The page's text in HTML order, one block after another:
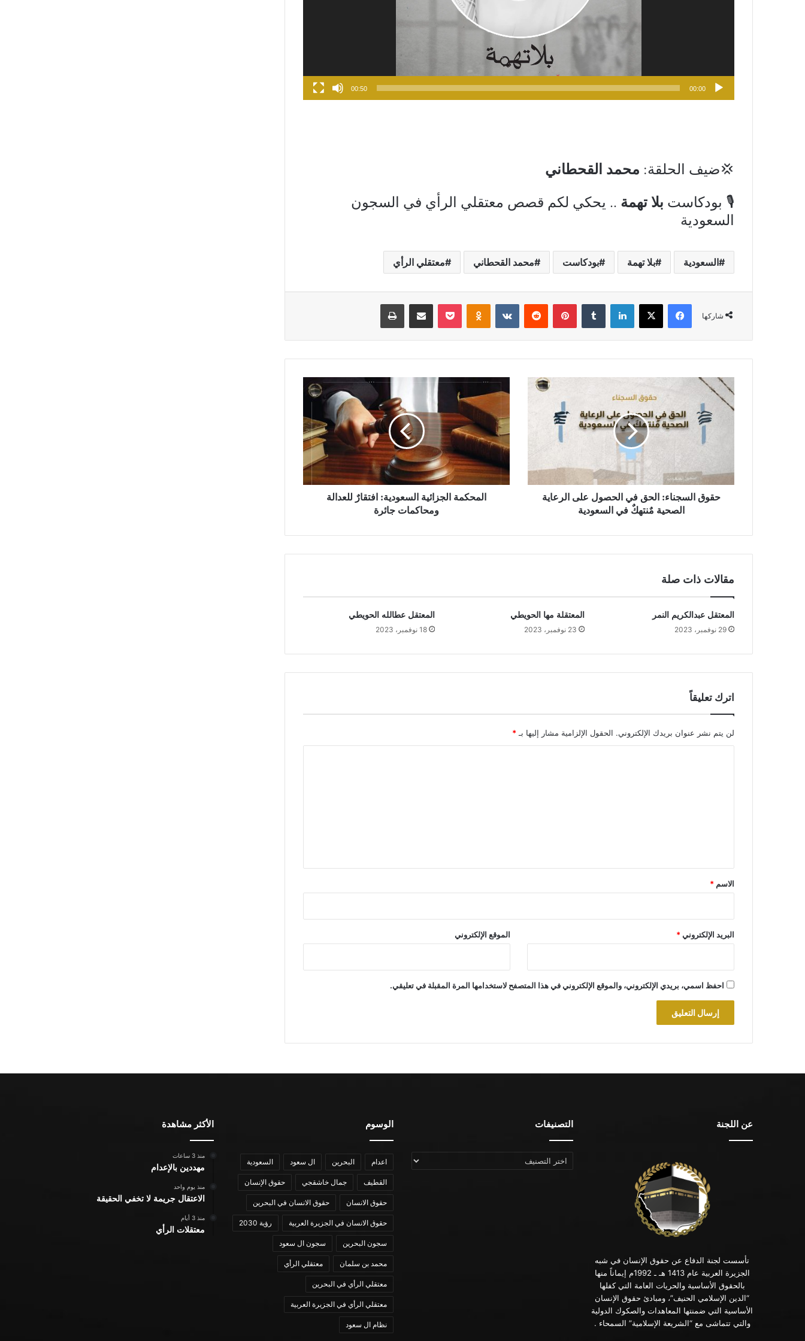
00:00
00:50
💢ضيف الحلقة: محمد القحطاني
🎙 بودكاست بلا تهمة .. يحكي لكم قصص معتقلي الرأي في السجون
السعودية
السعودية بلا تهمة بودكاست محمد القحطاني معتقلي الرأي
شاركها
فيسبوك X لينكدإن بينتيريست Odnoklassniki
بوكيت مشاركة عبر البريد طباعة
حقوق السجناء: الحق في الحصول على الرعاية
الصحية مٌنتهكٌ في السعودية
المحكمة الجزائية السعودية: افتقارٌ للعدالة
ومحاكمات جائرة
مقالات ذات صلة
المعتقل عبدالكريم النمر
29 نوفمبر، 2023
المعتقلة مها الحويطي
23 نوفمبر، 2023
المعتقل عطالله الحويطي
18 نوفمبر، 2023
اترك تعليقاً
لن يتم نشر عنوان بريدك الإلكتروني. الحقول الإلزامية مشار إليها بـ*
*
الاسم *
البريد الإلكتروني* الموقع الإلكتروني
احفظ اسمي، بريدي الإلكتروني، والموقع الإلكتروني في هذا المتصفح لاستخدامها المرة المقبلة في تعليقي.
عن اللجنة
تأسست لجنة الدفاع عن حقوق الإنسان في شبه
الجزيرة العربية عام 1413 هـ ـ 1992م إيماناً منها
بالحقوق الأساسية والحريات العامة التي كفلها
“الدين الإسلامي الحنيف”، ومبادئ حقوق الإنسان
الأساسية التي ضمنتها المعاهدات والصكوك الدولية
والتي تتماشى مع “الشريعة الإسلامية” السمحاء .
التصنيفات
التصنيفات
الوسوم
اعدام البحرين ال سعود السعودية
القطيف جمال خاشقجي حقوق الإنسان
حقوق الانسان حقوق الانسان في البحرين
حقوق الانسان في الجزيرة العربية رؤية 2030
سجون البحرين سجون ال سعود
محمد بن سلمان معتقلي الرأي
معتقلي الرأي في البحرين
معتقلي الرأي في الجزيرة العربية
نظام ال سعود
الأكثر مشاهدة
منذ 3 ساعات
مهددين بالإعدام
منذ يوم واحد
الاعتقال جريمة لا تخفي الحقيقة
منذ 3 أيام
معتقلات الرأي